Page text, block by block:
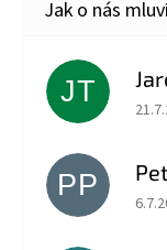
JT
PP